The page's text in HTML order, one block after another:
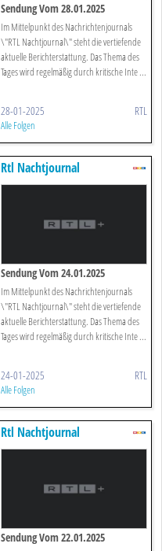
Sendung Vom 28.01.2025
Im Mittelpunkt des Nachrichtenjournals
\"RTL Nachtjournal\" steht die vertiefende
aktuelle Berichterstattung. Das Thema des
Tages wird regelmäßig durch kritische Inte ...
28-01-2025 RTL
Alle Folgen
Rtl Nachtjournal
Sendung Vom 24.01.2025
Im Mittelpunkt des Nachrichtenjournals
\"RTL Nachtjournal\" steht die vertiefende
aktuelle Berichterstattung. Das Thema des
Tages wird regelmäßig durch kritische Inte ...
24-01-2025 RTL
Alle Folgen
Rtl Nachtjournal
Sendung Vom 22.01.2025